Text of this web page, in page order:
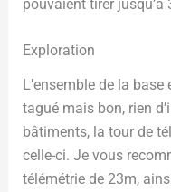
pouvaient tirer jusqu’a
Exploration
L’ensemble de la
tagué mais bon, rien
bâtiments, la tour de
celle-ci. Je vous
télémétrie de 23m,